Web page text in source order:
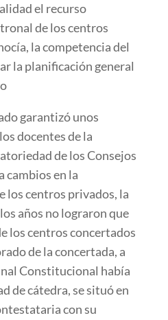
el recurso
de los centros
la competencia del
la planificación general
garantizó unos
docentes de la
de los Consejos
cambios en la
los centros privados, la
años no lograron que
los centros concertados
de la concertada, a
Constitucional había
de cátedra, se situó en
con su